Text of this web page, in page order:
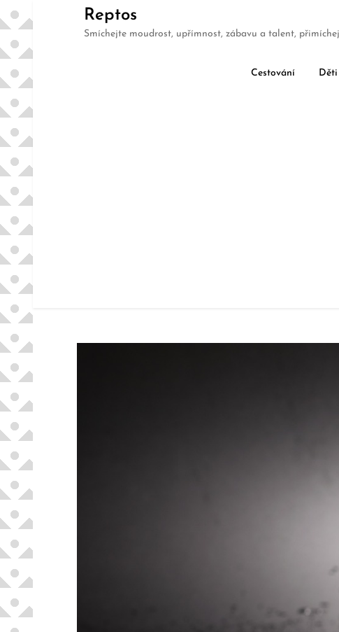
Reptos
Smíchejte moudrost, upřímnost, zábavu a talent,
Cestování Děti